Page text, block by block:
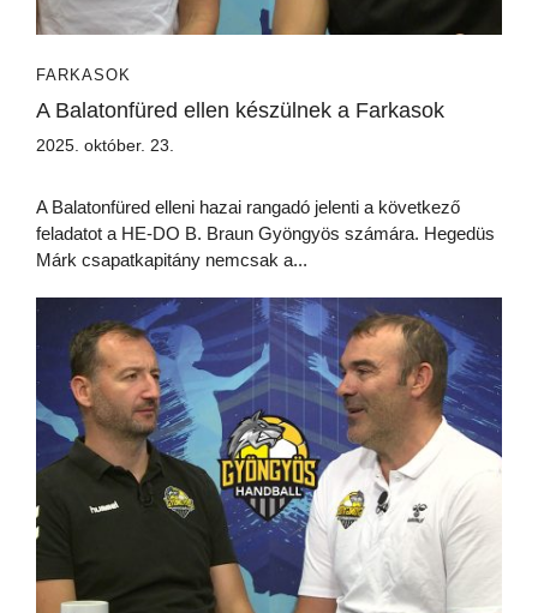
FARKASOK
A Balatonfüred ellen készülnek a Farkasok
2025. október. 23.
A Balatonfüred elleni hazai rangadó jelenti a következő
feladatot a HE-DO B. Braun Gyöngyös számára. Hegedüs
Márk csapatkapitány nemcsak a...